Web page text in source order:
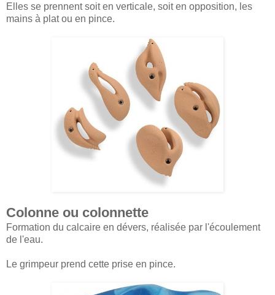
Elles se prennent soit en verticale, soit en opposition, les
mains à plat ou en pince.
Colonne ou colonnette
Formation du calcaire en dévers, réalisée par l'écoulement
de l'eau.
Le grimpeur prend cette prise en pince.